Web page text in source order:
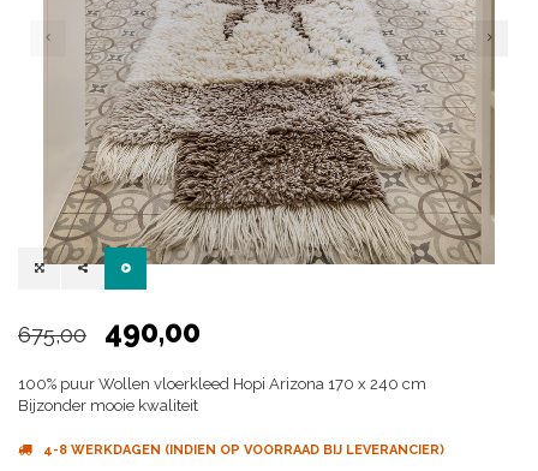
675,00 490,00
100% puur Wollen vloerkleed Hopi Arizona 170 x 240 cm
Bijzonder mooie kwaliteit
4-8 WERKDAGEN (INDIEN OP VOORRAAD BIJ LEVERANCIER)